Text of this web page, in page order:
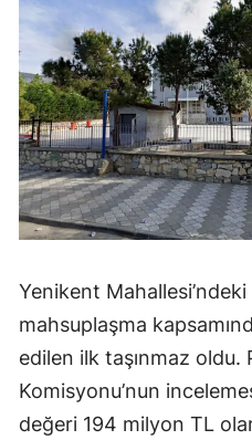
Yenikent Mahallesi’ndeki
mahsuplaşma
edilen ilk taşınmaz oldu.
Komisyonu’nun
değeri 194 milyon TL